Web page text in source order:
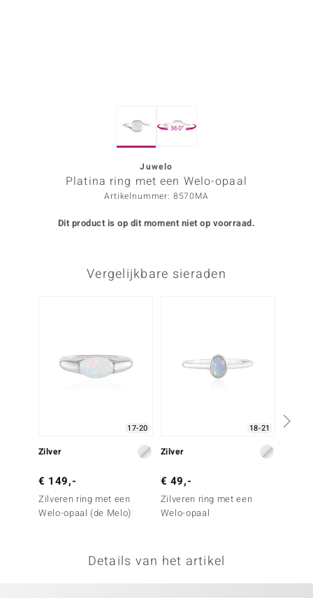
Collection
360°
Juwelo
Platina ring met een Welo-opaal
Artikelnummer: 8570MA
Dit product is op dit moment niet op voorraad.
Vergelijkbare sieraden
17-20
Zilver
€ 149,-
Zilveren ring met een
Welo-opaal (de Melo)
18-21
Zilver
€ 49,-
Zilveren ring met een
Welo-opaal
Details van het artikel